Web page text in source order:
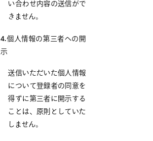
い合わせ内容の送信がで
きません。
4.個人情報の第三者への開
示
送信いただいた個人情報
について登録者の同意を
得ずに第三者に開示する
ことは、原則としていた
しません。